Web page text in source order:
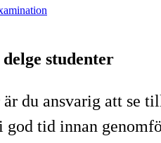
studenter
du ansvarig att se
god tid innan